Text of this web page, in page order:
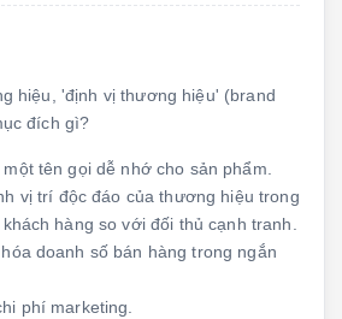
hiệu, 'định vị thương hiệu' (brand
đích gì?
tên gọi dễ nhớ cho sản phẩm.
vị trí độc đáo của thương hiệu trong
hàng so với đối thủ cạnh tranh.
doanh số bán hàng trong ngắn
phí marketing.